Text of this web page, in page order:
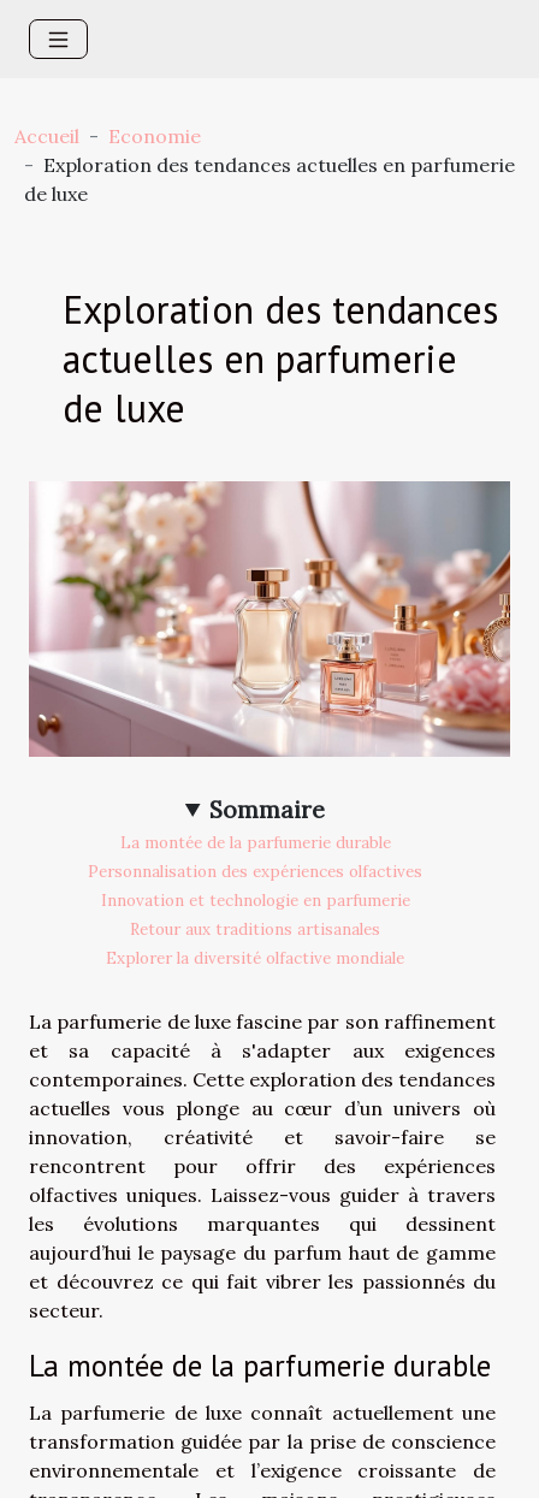
Accueil
Economie
Exploration des tendances actuelles en parfumerie
de luxe
Exploration des tendances
actuelles en parfumerie
de luxe
Sommaire
La montée de la parfumerie durable
Personnalisation des expériences olfactives
Innovation et technologie en parfumerie
Retour aux traditions artisanales
Explorer la diversité olfactive mondiale
La parfumerie de luxe fascine par son raffinement
et sa capacité à s'adapter aux exigences
contemporaines. Cette exploration des tendances
actuelles vous plonge au cœur d’un univers où
innovation, créativité et savoir-faire se
rencontrent pour offrir des expériences
olfactives uniques. Laissez-vous guider à travers
les évolutions marquantes qui dessinent
aujourd’hui le paysage du parfum haut de gamme
et découvrez ce qui fait vibrer les passionnés du
secteur.
La montée de la parfumerie durable
La parfumerie de luxe connaît actuellement une
transformation guidée par la prise de conscience
environnementale et l’exigence croissante de